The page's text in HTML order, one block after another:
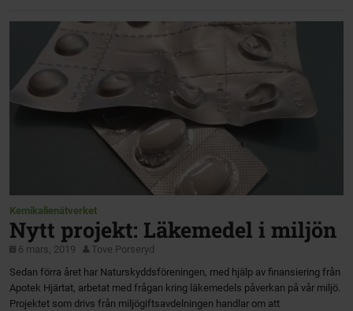
Kemikalienätverket
Nytt projekt: Läkemedel i miljön
6 mars, 2019
Tove Porseryd
Sedan förra året har Naturskyddsföreningen, med hjälp av finansiering från
Apotek Hjärtat, arbetat med frågan kring läkemedels påverkan på vår miljö.
Projektet som drivs från miljögiftsavdelningen handlar om att